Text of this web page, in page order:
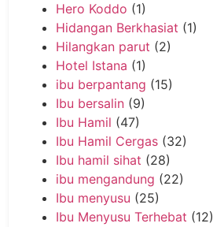
Hero Koddo (1)
Hidangan Berkhasiat (1)
Hilangkan parut (2)
Hotel Istana (1)
ibu berpantang (15)
Ibu bersalin (9)
Ibu Hamil (47)
Ibu Hamil Cergas (32)
Ibu hamil sihat (28)
ibu mengandung (22)
Ibu menyusu (25)
Ibu Menyusu Terhebat (12)